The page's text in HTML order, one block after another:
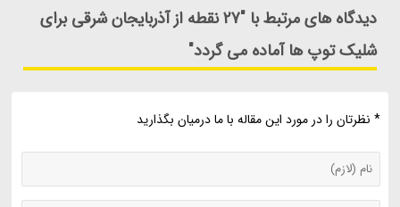
دیدگاه های مرتبط با "27 نقطه از آذربایجان شرقی برای
شلیک توپ ها آماده می گردد"
* نظرتان را در مورد این مقاله با ما درمیان بگذارید